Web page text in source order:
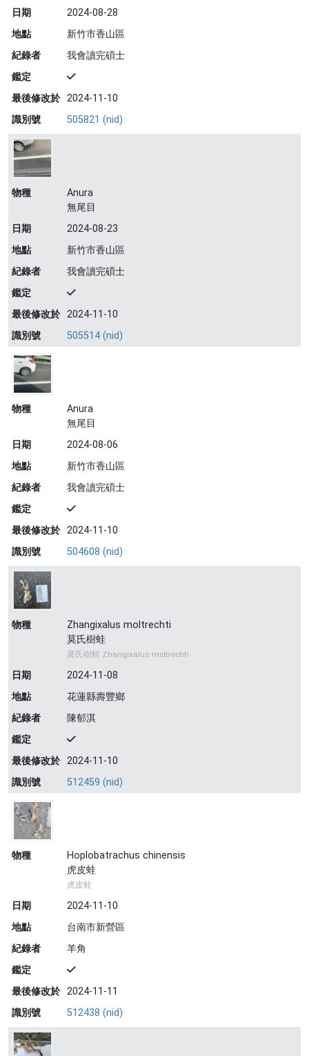
日期
2024-08-28
地點
新竹市香山區
紀錄者
我會讀完碩士
鑑定
最後修改於 2024-11-10
識別號
505821 (nid)
物種
Anura
無尾目
日期
2024-08-23
地點
新竹市香山區
紀錄者
我會讀完碩士
鑑定
最後修改於 2024-11-10
識別號
505514 (nid)
物種
Anura
無尾目
日期
2024-08-06
地點
新竹市香山區
紀錄者
我會讀完碩士
鑑定
最後修改於 2024-11-10
識別號
504608 (nid)
物種
Zhangixalus moltrechti
莫氏樹蛙
莫氏樹蛙 Zhangixalus moltrechti
日期
2024-11-08
地點
花蓮縣壽豐鄉
紀錄者
陳郁淇
鑑定
最後修改於 2024-11-10
識別號
512459 (nid)
物種
Hoplobatrachus chinensis
虎皮蛙
虎皮蛙
日期
2024-11-10
地點
台南市新營區
紀錄者
羊角
鑑定
最後修改於 2024-11-11
識別號
512438 (nid)